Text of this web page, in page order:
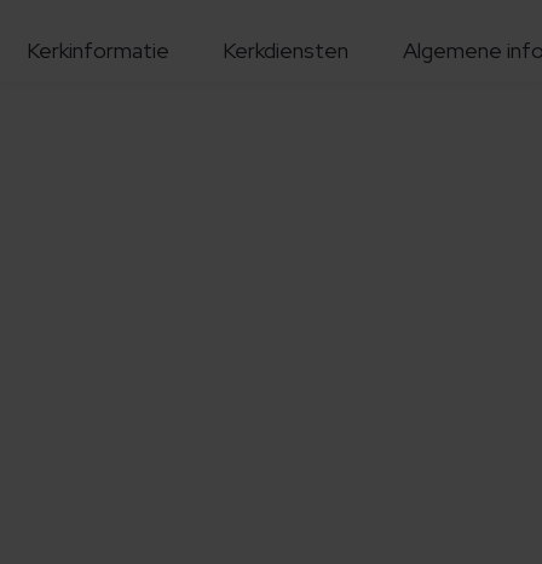
Kerkinformatie Kerkdiensten Algemene